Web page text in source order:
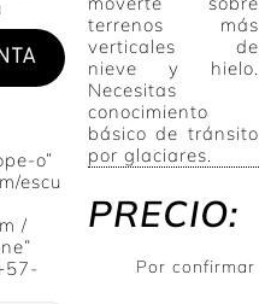
o”
escu
/
terrenos más
verticales de
nieve y hielo.
Necesitas
conocimiento
básico de tránsito
por glaciares.
PRECIO:
Por confirmar